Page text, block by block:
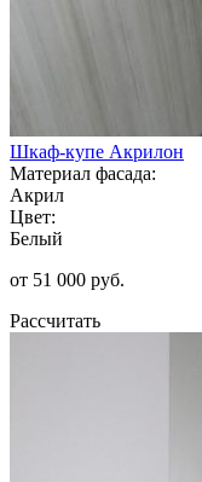
Шкаф-купе Акрилон
Материал фасада:
Акрил
Цвет:
Белый
от 51 000 руб.
Рассчитать